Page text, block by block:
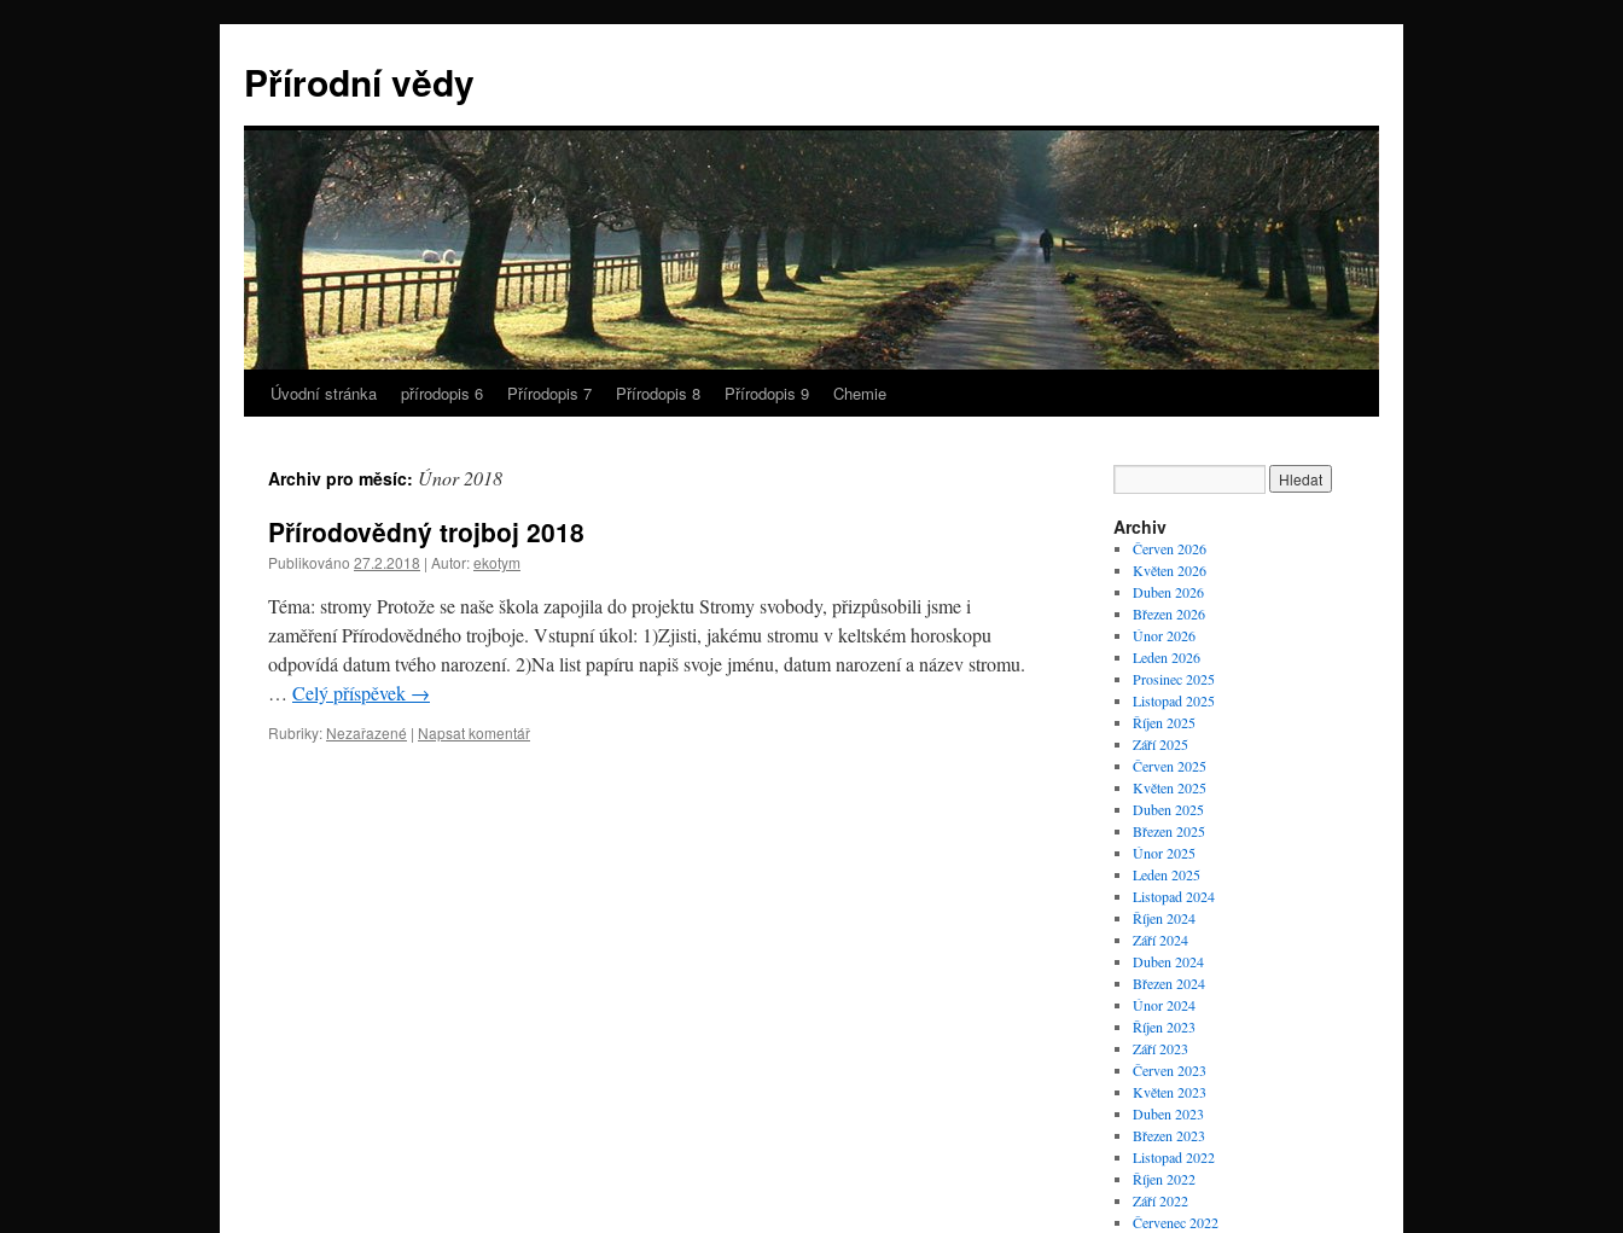
Přírodní vědy
Úvodní stránka přírodopis 6 Přírodopis 7 Přírodopis 8 Přírodopis 9 Chemie
Archiv pro měsíc: Únor 2018
Přírodovědný trojboj 2018
Publikováno 27.2.2018 | Autor:ekotym
Téma: stromy Protože se naše škola zapojila do projektu Stromy svobody, přizpůsobili jsme i
zaměření Přírodovědného trojboje. Vstupní úkol: 1)Zjisti, jakému stromu v keltském horoskopu
odpovídá datum tvého narození. 2)Na list papíru napiš svoje jménu, datum narození a název stromu.
… Celý příspěvek →
Rubriky: Nezařazené | Napsat komentář
Archiv
Červen 2026
Květen 2026
Duben 2026
Březen 2026
Únor 2026
Leden 2026
Prosinec 2025
Listopad 2025
Říjen 2025
Září 2025
Červen 2025
Květen 2025
Duben 2025
Březen 2025
Únor 2025
Leden 2025
Listopad 2024
Říjen 2024
Září 2024
Duben 2024
Březen 2024
Únor 2024
Říjen 2023
Září 2023
Červen 2023
Květen 2023
Duben 2023
Březen 2023
Listopad 2022
Říjen 2022
Září 2022
Červenec 2022